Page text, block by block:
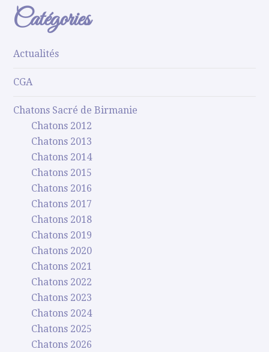
Catégories
Actualités
CGA
Chatons Sacré de Birmanie
Chatons 2012
Chatons 2013
Chatons 2014
Chatons 2015
Chatons 2016
Chatons 2017
Chatons 2018
Chatons 2019
Chatons 2020
Chatons 2021
Chatons 2022
Chatons 2023
Chatons 2024
Chatons 2025
Chatons 2026